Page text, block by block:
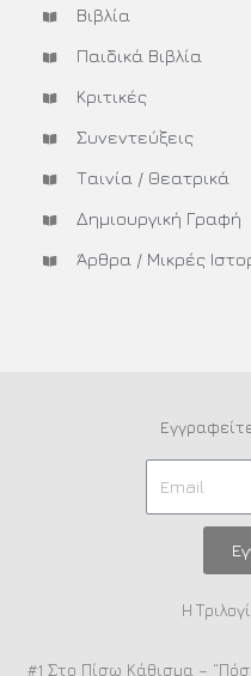
Βιβλία
Παιδικά Βιβλία
Κριτικές
Συνεντεύξεις
Ταινία / Θεατρικά
Δημιουργική Γραφή
Άρθρα / Μικρές
Η
#1 Στο Πίσω Κάθισμα –